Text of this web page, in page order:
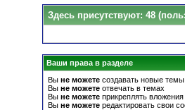
Здесь присутствуют: 48
Ваши права в разделе
Вы не можете создавать новые темы
Вы не можете отвечать в темах
Вы не можете прикреплять вложения
Вы не можете редактировать свои